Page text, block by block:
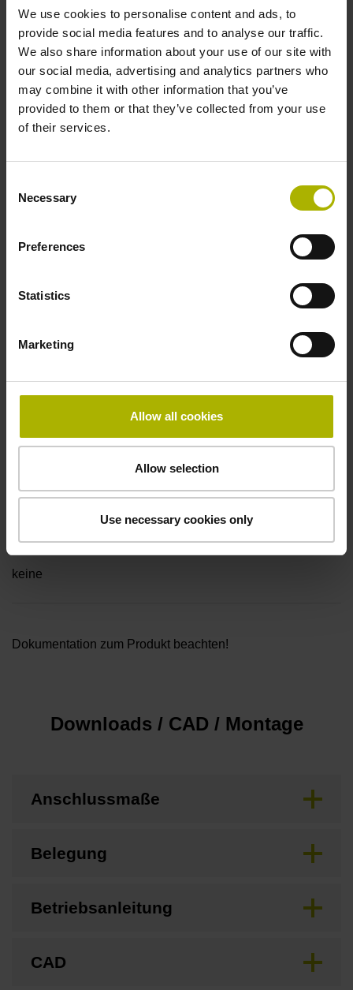
We use cookies to personalise content and ads, to
provide social media features and to analyse our traffic.
We also share information about your use of our site with
our social media, advertising and analytics partners who
may combine it with other information that you’ve
provided to them or that they’ve collected from your use
of their services.
Selection
Necessary
Preferences
Statistics
Marketing
Allow all cookies
Allow selection
Use necessary cookies only
Schutzart
IP64 (EN60529)
Arbeitstemperatur
-10/+100 °C
Kabelausgang axial und radial verwendbar
Besonderheiten, Rotationsmessgeräte
keine
Dokumentation zum Produkt beachten!
Downloads / CAD / Montage
Anschlussmaße
Belegung
Betriebsanleitung
CAD